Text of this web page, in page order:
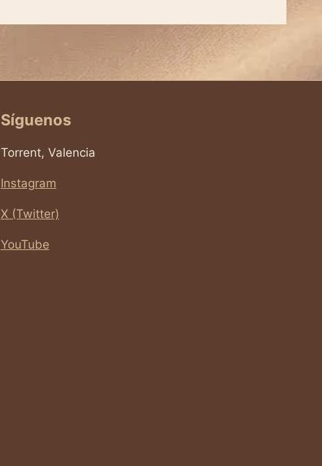
Síguenos
Torrent, Valencia
Instagram
X (Twitter)
YouTube